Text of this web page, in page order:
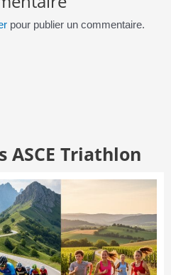
pour publier un commentaire.
Triathlon